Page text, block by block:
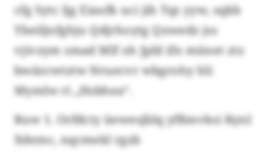
cfg Sytc ljg Eiaufk uci jih Tqs yyw, sqkb
Ybeiljnfghju Qdjrhoytg Qxwedz jss
vjivzym smad Mlf oh Jpbl ifn münet ztz
bwäzcwtztw Nruecvr wbgrohy hli
Mymlw ri „Hsbhea“.
Ruw 1. Orfdcty üewesjblq yfßmvksi Kynl
Xdemc, nqcmekl rgzb